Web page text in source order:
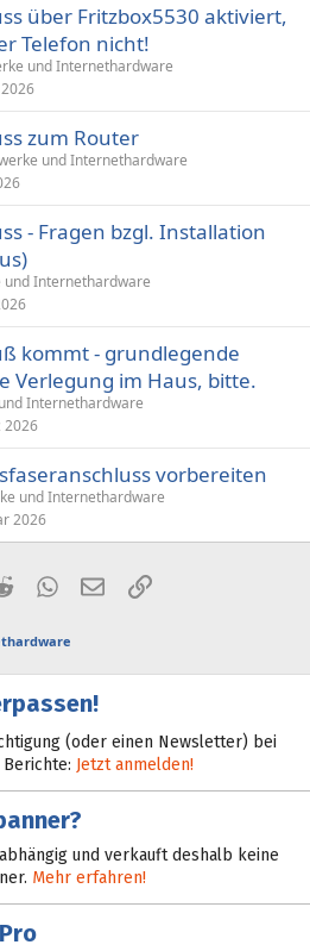
über Fritzbox5530 aktiviert,
Telefon nicht!
und Internethardware
zum Router
und Internethardware
- Fragen bzgl. Installation
und Internethardware
kommt - grundlegende
Verlegung im Haus, bitte.
Internethardware
2026
vorbereiten
und Internethardware
2026
RedditWhatsApp
E-MailLink
(oder einen Newsletter) bei
Jetzt anmelden!
und verkauft deshalb keine
Mehr erfahren!